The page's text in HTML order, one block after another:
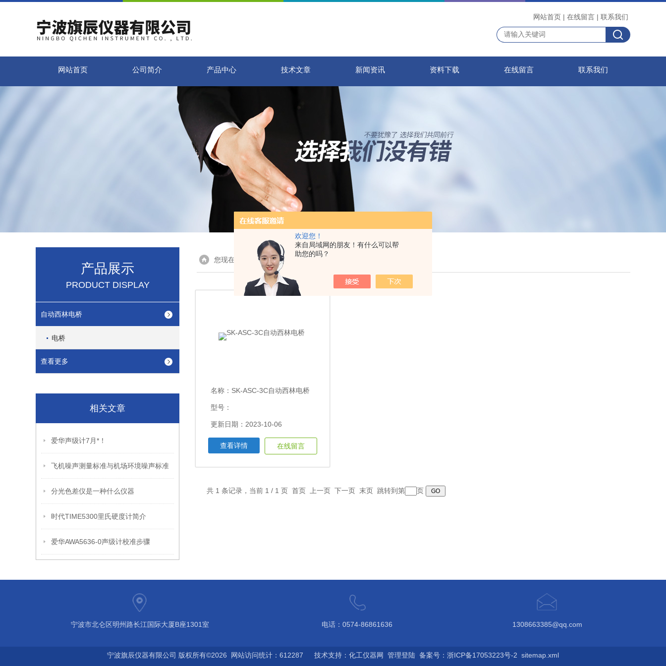
欢迎您！
来自局域网的朋友！有什么可以帮
助您的吗？
网站首页 | 在线留言 | 联系我们
网站首页 公司简介 产品中心 技术文章 新闻资讯 资料下载 在线留言 联系我们
产品展示
PRODUCT DISPLAY
自动西林电桥
电桥
查看更多
相关文章
爱华声级计7月*！
飞机噪声测量标准与机场环境噪声标准
分光色差仪是一种什么仪器
时代TIME5300里氏硬度计简介
爱华AWA5636-0声级计校准步骤
您现在的位置：首页> 产品展示 > 自动西林电桥
名称： SK-ASC-3C自动西林电桥
型号：
更新日期：2023-10-06
查看详情 在线留言
共 1 条记录，当前 1 / 1 页 首页 上一页 下一页 末页 跳转到第 页
宁波市北仑区明州路长江国际大厦B座1301室 电话：0574-86861636 1308663385@qq.com
宁波旗辰仪器有限公司 版权所有©2026 网站访问统计：612287 技术支持： 化工仪器网 管理登陆 备案号：浙ICP备17053223号-2 sitemap.xml